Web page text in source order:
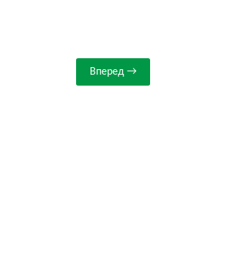
Вперед →